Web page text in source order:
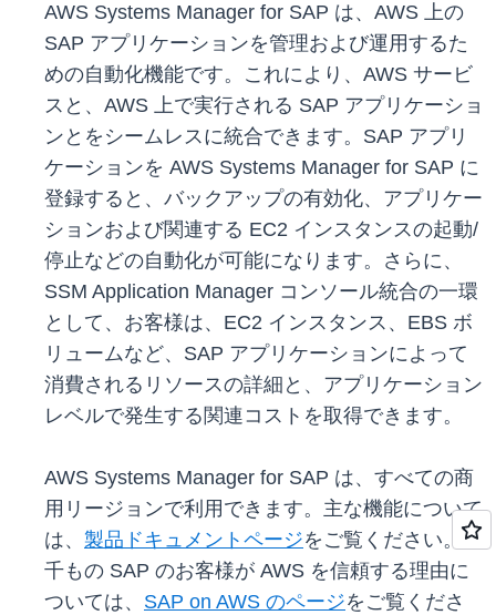
AWS Systems Manager for SAP は、AWS 上の
SAP アプリケーションを管理および運用するた
めの自動化機能です。これにより、AWS サービ
スと、AWS 上で実行される SAP アプリケーショ
ンとをシームレスに統合できます。SAP アプリ
ケーションを AWS Systems Manager for SAP に
登録すると、バックアップの有効化、アプリケー
ションおよび関連する EC2 インスタンスの起動/
停止などの自動化が可能になります。さらに、
SSM Application Manager コンソール統合の一環
として、お客様は、EC2 インスタンス、EBS ボ
リュームなど、SAP アプリケーションによって
消費されるリソースの詳細と、アプリケーション
レベルで発生する関連コストを取得できます。
AWS Systems Manager for SAP は、すべての商
用リージョンで利用できます。主な機能について
は、 製品ドキュメントページをご覧ください。何
千もの SAP のお客様が AWS を信頼する理由に
ついては、 SAP on AWS のページをご覧くださ